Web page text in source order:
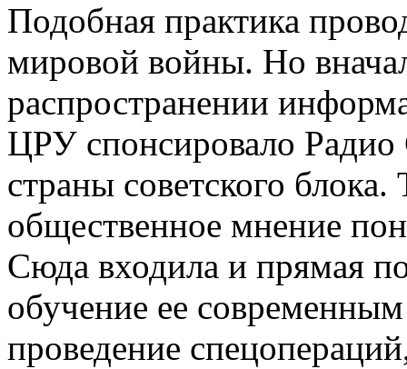
Подобная практика
мировой войны. Но
распространении
ЦРУ спонсировало Радио
страны советского блока.
общественное мнение
Сюда входила и прямая
обучение ее
проведение